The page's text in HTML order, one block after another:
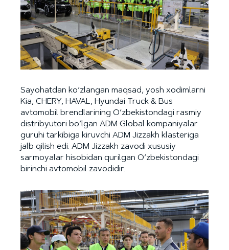
Sayohatdan ko‘zlangan maqsad, yosh xodimlarni
Kia, CHERY, HAVAL, Hyundai Truck & Bus
avtomobil brendlarining O‘zbekistondagi rasmiy
distribyutori bo‘lgan ADM Global kompaniyalar
guruhi tarkibiga kiruvchi ADM Jizzakh klasteriga
jalb qilish edi. ADM Jizzakh zavodi xususiy
sarmoyalar hisobidan qurilgan O‘zbekistondagi
birinchi avtomobil zavodidir.